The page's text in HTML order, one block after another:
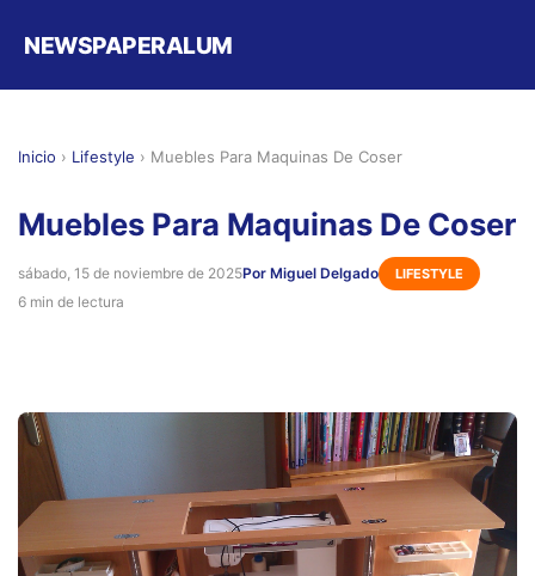
NEWSPAPERALUM
Inicio › Lifestyle › Muebles Para Maquinas De Coser
Muebles Para Maquinas De Coser
sábado, 15 de noviembre de 2025Por Miguel Delgado LIFESTYLE
6 min de lectura